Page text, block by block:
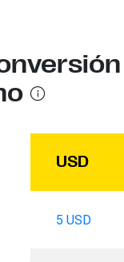
USD
5 USD